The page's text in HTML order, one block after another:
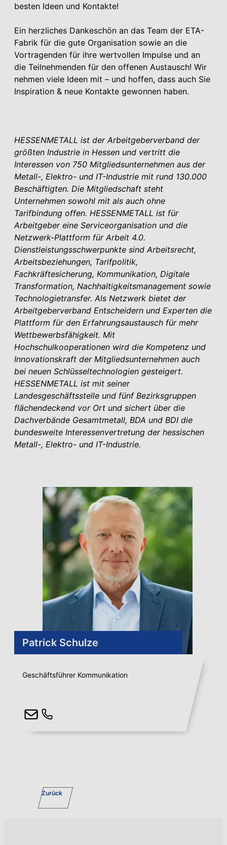
besten Ideen und Kontakte!
Ein herzliches Dankeschön an das Team der ETA-
Fabrik für die gute Organisation sowie an die
Vortragenden für ihre wertvollen Impulse und an
die Teilnehmenden für den offenen Austausch! Wir
nehmen viele Ideen mit – und hoffen, dass auch Sie
Inspiration & neue Kontakte gewonnen haben.
HESSENMETALL ist der Arbeitgeberverband der
größten Industrie in Hessen und vertritt die
Interessen von 750 Mitgliedsunternehmen aus der
Metall-, Elektro- und IT-Industrie mit rund 130.000
Beschäftigten. Die Mitgliedschaft steht
Unternehmen sowohl mit als auch ohne
Tarifbindung offen. HESSENMETALL ist für
Arbeitgeber eine Service­organisation und die
Netzwerk-Plattform für Arbeit 4.0.
Dienstleistungsschwerpunkte sind Arbeitsrecht,
Arbeitsbezie­hungen, Tarifpolitik,
Fachkräftesicherung, Kommunikation, Digitale
Transformation, Nachhaltigkeits­management sowie
Technologietransfer. Als Netzwerk bietet der
Arbeitgeberverband Entscheidern und Experten die
Plattform für den Erfahrungsaustausch für mehr
Wettbewerbsfähigkeit. Mit
Hochschulkooperationen wird die Kompetenz und
Innovati­onskraft der Mitgliedsunternehmen auch
bei neuen Schlüsseltechnologien gesteigert.
HESSENMETALL ist mit seiner
Landesgeschäftsstelle und fünf Bezirksgruppen
flächendeckend vor Ort und sichert über die
Dachverbände Gesamt­metall, BDA und BDI die
bundesweite Interessenvertretung der hessischen
Metall-, Elektro- und IT-Industrie.
Patrick Schulze
Geschäftsführer Kommunikation
Zurück